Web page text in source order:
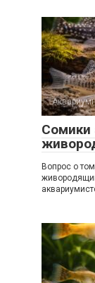
Сомики
Вопрос о